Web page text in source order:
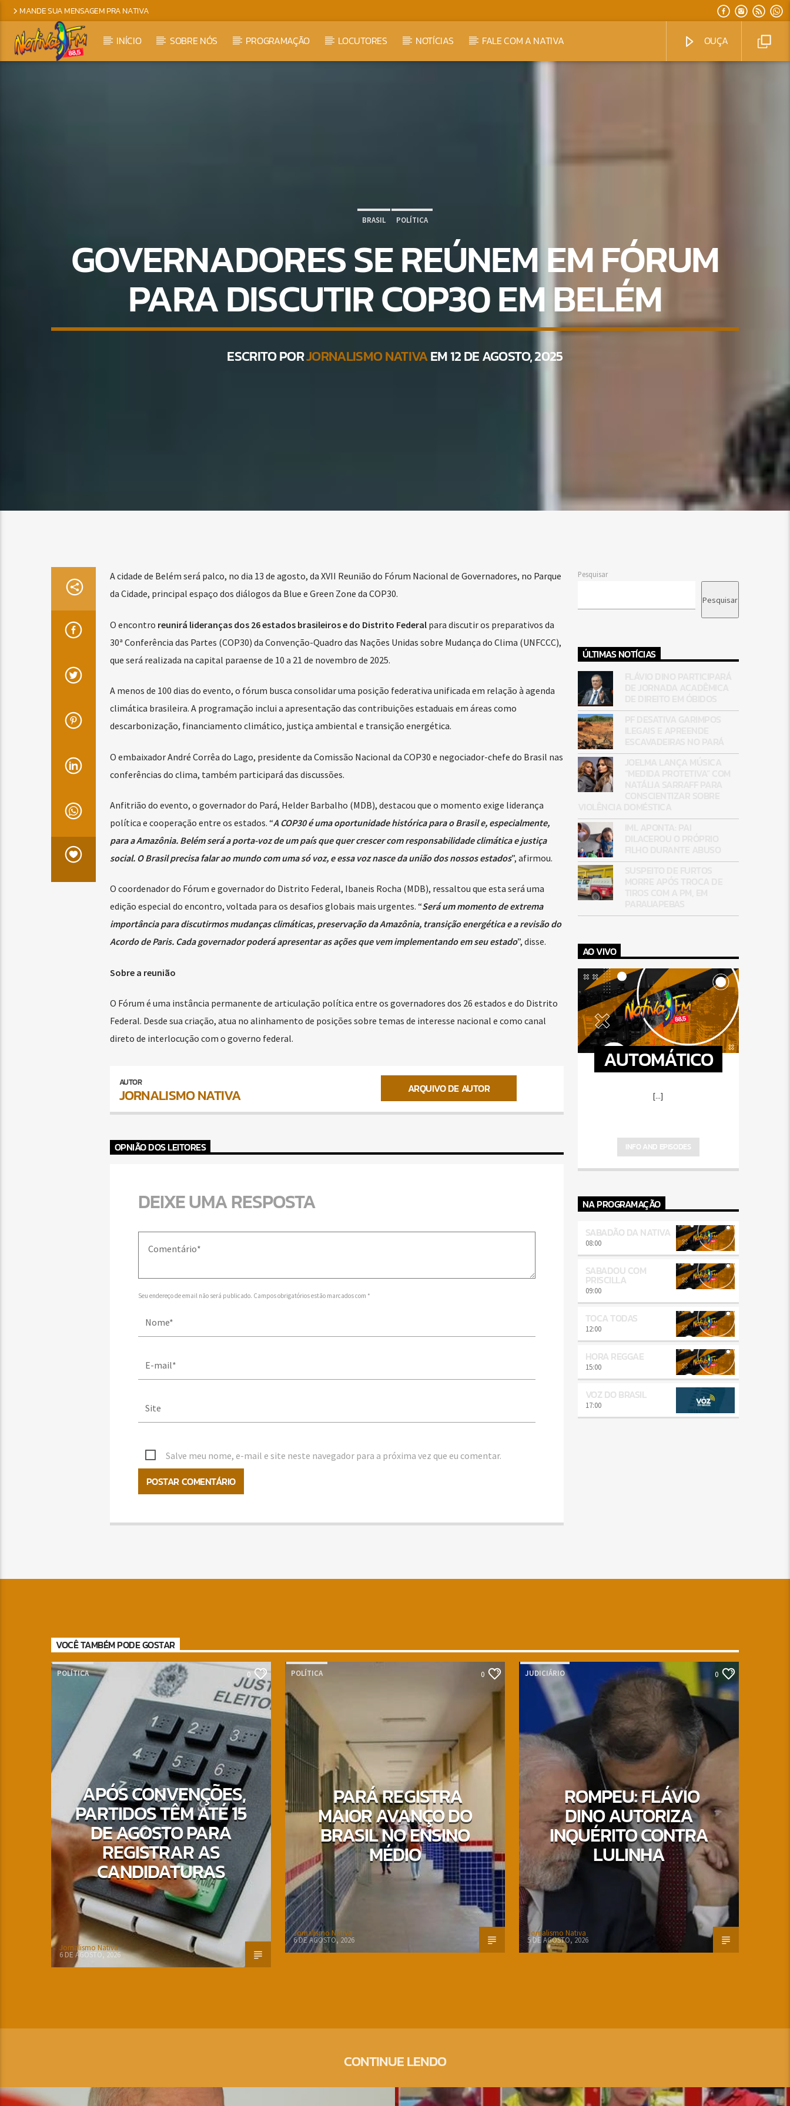
MANDE SUA MENSAGEM PRA NATIVA
INÍCIO SOBRE NÓS PROGRAMAÇÃO LOCUTORES NOTÍCIAS FALE COM A NATIVA OUÇA
BRASIL POLÍTICA
GOVERNADORES SE REÚNEM EM FÓRUM
PARA DISCUTIR COP30 EM BELÉM
ESCRITO PORJORNALISMO NATIVAEM 12 DE AGOSTO, 2025
A cidade de Belém será palco, no dia 13 de agosto, da XVII Reunião do Fórum Nacional de Governadores, no Parque
da Cidade, principal espaço dos diálogos da Blue e Green Zone da COP30.
O encontro reunirá lideranças dos 26 estados brasileiros e do Distrito Federalpara discutir os preparativos da
30ª Conferência das Partes (COP30) da Convenção-Quadro das Nações Unidas sobre Mudança do Clima (UNFCCC),
que será realizada na capital paraense de 10 a 21 de novembro de 2025.
A menos de 100 dias do evento, o fórum busca consolidar uma posição federativa unificada em relação à agenda
climática brasileira. A programação inclui a apresentação das contribuições estaduais em áreas como
descarbonização, financiamento climático, justiça ambiental e transição energética.
O embaixador André Corrêa do Lago, presidente da Comissão Nacional da COP30 e negociador-chefe do Brasil nas
conferências do clima, também participará das discussões.
Anfitrião do evento, o governador do Pará, Helder Barbalho (MDB), destacou que o momento exige liderança
política e cooperação entre os estados. “A COP30 é uma oportunidade histórica para o Brasil e, especialmente,
para a Amazônia. Belém será a porta-voz de um país que quer crescer com responsabilidade climática e justiça
social. O Brasil precisa falar ao mundo com uma só voz, e essa voz nasce da união dos nossos estados”, afirmou.
O coordenador do Fórum e governador do Distrito Federal, Ibaneis Rocha (MDB), ressaltou que esta será uma
edição especial do encontro, voltada para os desafios globais mais urgentes. “Será um momento de extrema
importância para discutirmos mudanças climáticas, preservação da Amazônia, transição energética e a revisão do
Acordo de Paris. Cada governador poderá apresentar as ações que vem implementando em seu estado”, disse.
Sobre a reunião
O Fórum é uma instância permanente de articulação política entre os governadores dos 26 estados e do Distrito
Federal. Desde sua criação, atua no alinhamento de posições sobre temas de interesse nacional e como canal
direto de interlocução com o governo federal.
AUTOR
JORNALISMO NATIVA ARQUIVO DE AUTOR
OPNIÃO DOS LEITORES
DEIXE UMA RESPOSTA
Seu endereço de email não será publicado. Campos obrigatórios estão marcados com *
Salve meu nome, e-mail e site neste navegador para a próxima vez que eu comentar.
Pesquisar
Pesquisar
ÚLTIMAS NOTÍCIAS
AO VIVO
AUTOMÁTICO
[...]
INFO AND EPISODES
NA PROGRAMAÇÃO
SABADÃO DA NATIVA
08:00
SABADOU COM
PRISCILLA
09:00
TOCA TODAS
12:00
HORA REGGAE
15:00
VOZ DO BRASIL
17:00
VOCÊ TAMBÉM PODE GOSTAR
POLÍTICA 0
APÓS CONVENÇÕES,
PARTIDOS TÊM ATÉ 15
DE AGOSTO PARA
REGISTRAR AS
CANDIDATURAS
Jornalismo Nativa
6 DE AGOSTO, 2026
POLÍTICA 0
PARÁ REGISTRA
MAIOR AVANÇO DO
BRASIL NO ENSINO
MÉDIO
Jornalismo Nativa
6 DE AGOSTO, 2026
JUDICIÁRIO 0
ROMPEU: FLÁVIO
DINO AUTORIZA
INQUÉRITO CONTRA
LULINHA
Jornalismo Nativa
5 DE AGOSTO, 2026
CONTINUE LENDO